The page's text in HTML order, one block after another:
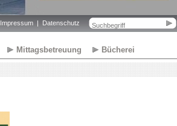
Impressum Datenschutz
Mittagsbetreuung Bücherei